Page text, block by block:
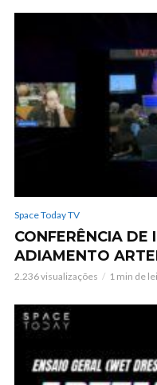
Space Today TV
CONFERÊNCIA DE
ADIAMENTO
2.236 visualizações 1 min de